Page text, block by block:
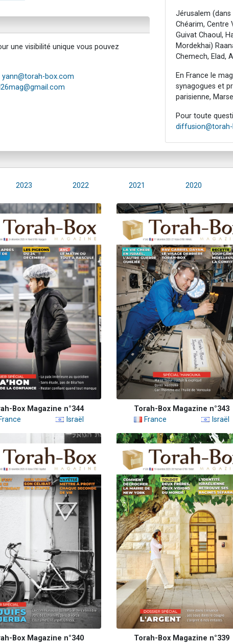
une visibilité unique vous pouvez
yann@torah-box.com
Jérusalem (dans
Chéarim, Centre
Guivat Chaoul,
Mordekhai)
Chemech, Elad,
En France le
synagogues et
parisienne,
Pour toute
2023 2022 2021 2020
Box Magazine n°344
France
Israël
Torah-Box Magazine n°343
France
Israël
Box Magazine n°340
Torah-Box Magazine n°339